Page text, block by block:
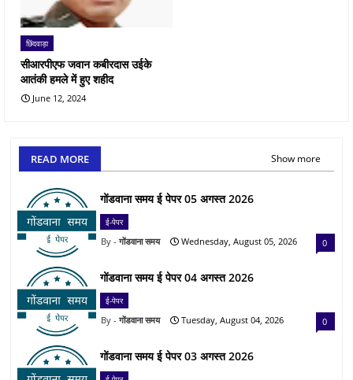
छिंदवाड़ा
सीआरपीएफ जवान कबीरदास उईके
आतंकी हमले में हुए शहीद
June 12, 2024
READ MORE Show more
गोंडवाना समय ई पेपर 05 अगस्त 2026
ई-पेपर
गोंडवाना समय Wednesday, August 05, 2026 0
गोंडवाना समय ई पेपर 04 अगस्त 2026
ई-पेपर
गोंडवाना समय Tuesday, August 04, 2026 0
गोंडवाना समय ई पेपर 03 अगस्त 2026